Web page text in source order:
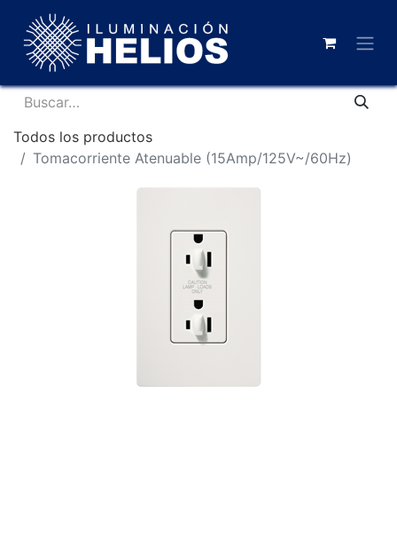
Todos los productos
Tomacorriente Atenuable (15Amp/125V~/60Hz)